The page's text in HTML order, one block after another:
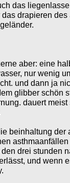
das
drapieren
aber: eine
nur wenig
und dann ja
glibber schön
dauert
beinhaltung
drei stunden
und wenn